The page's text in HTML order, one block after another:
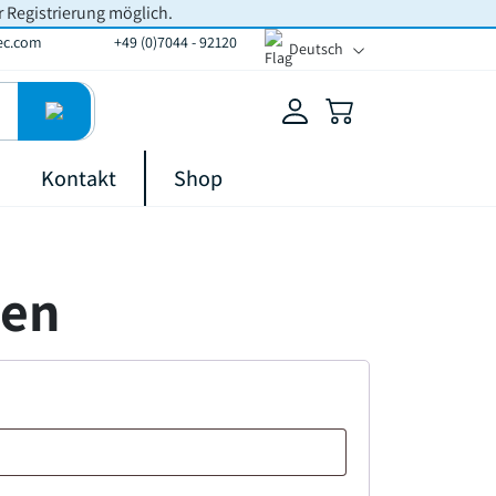
Registrierung möglich.
+49 (0)7044 - 92120 Deutsch
Kontakt Shop